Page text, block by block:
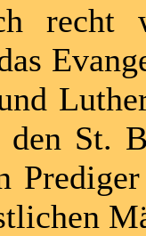
recht
St.